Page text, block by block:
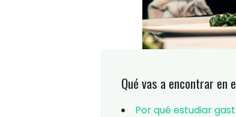
Qué vas a encontrar en
Por qué estudiar